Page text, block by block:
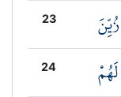
23 زُيِّنَ
24 لَهُمْ